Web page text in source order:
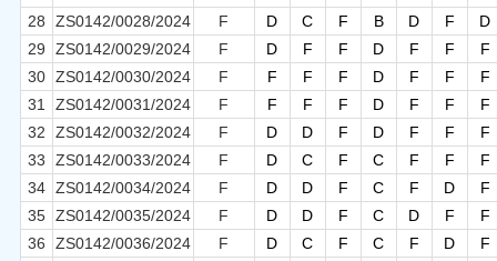
28
ZS0142/0028/2024 F D C F B D F
D
29
ZS0142/0029/2024 F D F F D F F
F
30 ZS0142/0030/2024 F F F F D F F
F
31
ZS0142/0031/2024 F F F F D F F
F
32
ZS0142/0032/2024 F D D F D F F
F
33
ZS0142/0033/2024 F D C F C F F
F
34 ZS0142/0034/2024 F D D F C F D
F
35 ZS0142/0035/2024 F D D F C D F
F
36
ZS0142/0036/2024 F D C F C F D
F